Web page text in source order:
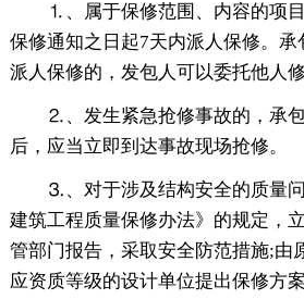
⒈、属于保修范围、内容的项
保修通知之日起7天内派人保修。
派人保修的，发包人可以委托他人修
⒉、发生紧急抢修事故的，承
后，应当立即到达事故现场抢修。
⒊、对于涉及结构安全的质量
建筑工程质量保修办法》的规定，
管部门报告，采取安全防范措施;由
应资质等级的设计单位提出保修方